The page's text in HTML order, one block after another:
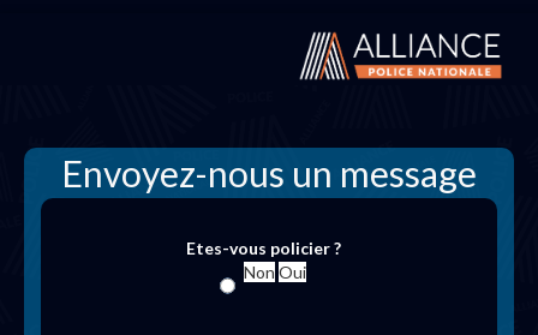
Envoyez-nous un message
Etes-vous policier ?
Non Oui